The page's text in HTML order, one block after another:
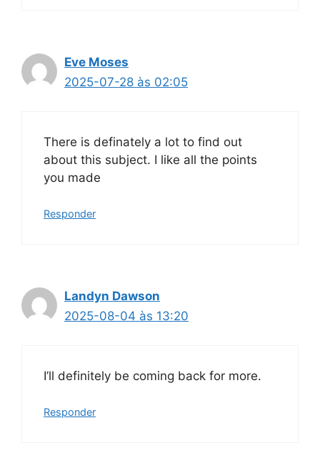
Eve Moses
2025-07-28 às 02:05
There is definately a lot to find out
about this subject. I like all the points
you made
Responder
Landyn Dawson
2025-08-04 às 13:20
I’ll definitely be coming back for more.
Responder